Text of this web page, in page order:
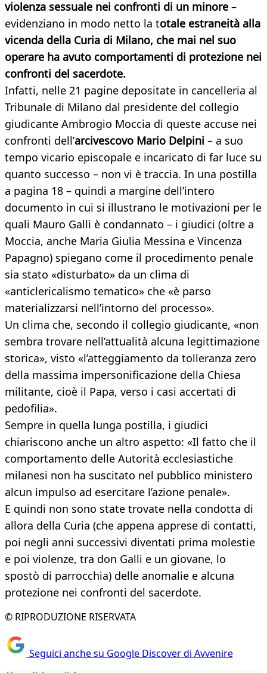
violenza sessuale nei confronti di un minore –
evidenziano in modo netto la totale estraneità alla
vicenda della Curia di Milano, che mai nel suo
operare ha avuto comportamenti di protezione nei
confronti del sacerdote.
Infatti, nelle 21 pagine depositate in cancelleria al
Tribunale di Milano dal presidente del collegio
giudicante Ambrogio Moccia di queste accuse nei
confronti dell’arcivescovo Mario Delpini – a suo
tempo vicario episcopale e incaricato di far luce su
quanto successo – non vi è traccia. In una postilla
a pagina 18 – quindi a margine dell’intero
documento in cui si illustrano le motivazioni per le
quali Mauro Galli è condannato – i giudici (oltre a
Moccia, anche Maria Giulia Messina e Vincenza
Papagno) spiegano come il procedimento penale
sia stato «disturbato» da un clima di
«anticlericalismo tematico» che «è parso
materializzarsi nell’intorno del processo».
Un clima che, secondo il collegio giudicante, «non
sembra trovare nell’attualità alcuna legittimazione
storica», visto «l’atteggiamento da tolleranza zero
della massima impersonificazione della Chiesa
militante, cioè il Papa, verso i casi accertati di
pedofilia».
Sempre in quella lunga postilla, i giudici
chiariscono anche un altro aspetto: «Il fatto che il
comportamento delle Autorità ecclesiastiche
milanesi non ha suscitato nel pubblico ministero
alcun impulso ad esercitare l’azione penale».
E quindi non sono state trovate nella condotta di
allora della Curia (che appena apprese di contatti,
poi negli anni successivi diventati prima molestie
e poi violenze, tra don Galli e un giovane, lo
spostò di parrocchia) delle anomalie e alcuna
protezione nei confronti del sacerdote.
© RIPRODUZIONE RISERVATA
Seguici anche su Google Discover di Avvenire